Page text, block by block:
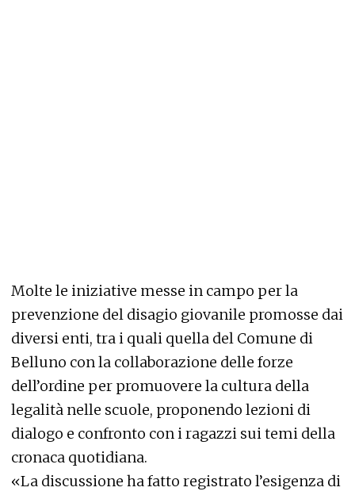
Molte le iniziative messe in campo per la
prevenzione del disagio giovanile promosse dai
diversi enti, tra i quali quella del Comune di
Belluno con la collaborazione delle forze
dell’ordine per promuovere la cultura della
legalità nelle scuole, proponendo lezioni di
dialogo e confronto con i ragazzi sui temi della
cronaca quotidiana.
«La discussione ha fatto registrato l’esigenza di